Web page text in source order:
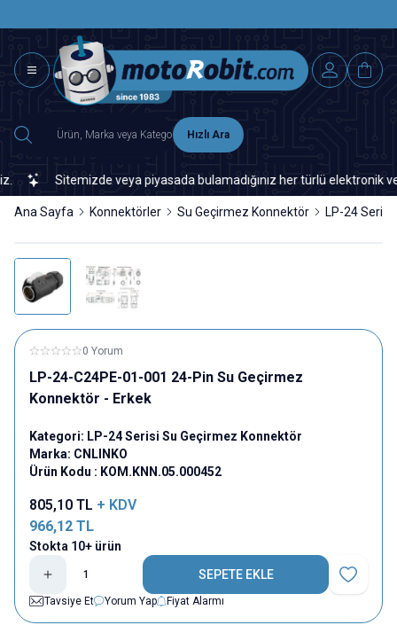
Hızlı Ara
Sitemizde veya piyasada bulamadığınız her türlü elektronik ve
Ana Sayfa Konnektörler Su Geçirmez Konnektör LP-24
0 Yorum
LP-24-C24PE-01-001 24-Pin Su Geçirmez
Konnektör - Erkek
Kategori: LP-24 Serisi Su Geçirmez Konnektör
Marka: CNLINKO
Ürün Kodu : KOM.KNN.05.000452
805,10 TL + KDV
966,12 TL
Stokta 10+ ürün
SEPETE EKLE
Favoriye
Tavsiye Et
Yorum Yap Fiyat Alarmı